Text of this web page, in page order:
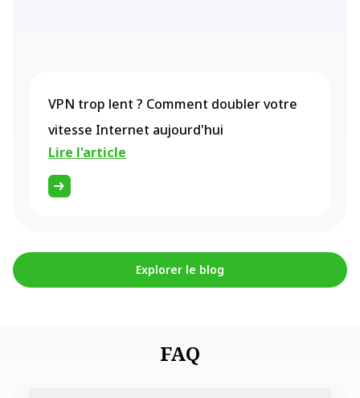
VPN trop lent ? Comment doubler votre
vitesse Internet aujourd'hui
Lire l'article
Explorer le blog
FAQ